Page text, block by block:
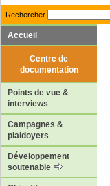
Rechercher
Accueil
Centre de
documentation
Points de vue &
interviews
Campagnes &
plaidoyers
Développement
soutenable